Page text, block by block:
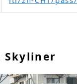
Skyliner